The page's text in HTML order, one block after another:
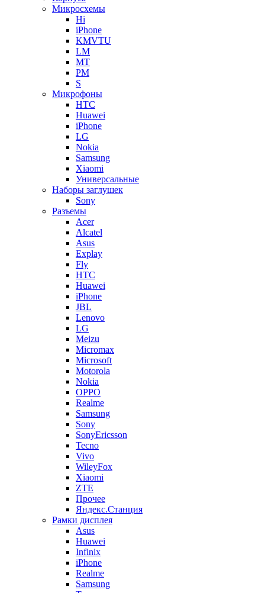
Микросхемы
Hi
iPhone
KMVTU
LM
MT
PM
S
Микрофоны
HTC
Huawei
iPhone
LG
Nokia
Samsung
Xiaomi
Универсальные
Наборы заглушек
Sony
Разъемы
Acer
Alcatel
Asus
Explay
Fly
HTC
Huawei
iPhone
JBL
Lenovo
LG
Meizu
Micromax
Microsoft
Motorola
Nokia
OPPO
Realme
Samsung
Sony
SonyEricsson
Tecno
Vivo
WileyFox
Xiaomi
ZTE
Прочее
Яндекс.Станция
Рамки дисплея
Asus
Huawei
Infinix
iPhone
Realme
Samsung